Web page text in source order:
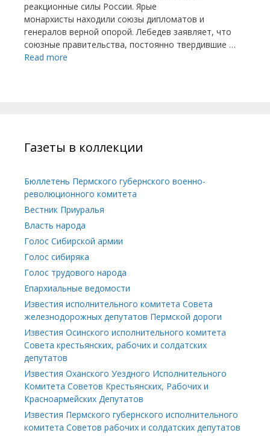
реакционные силы России. Ярые
монархисты находили союзы дипломатов и
генералов верной опорой. Лебедев заявляет, что
сою­зные правительства, постоянно твердившие …
Read more
Газеты в коллекции
Бюллетень Пермского губернского военно-
революционного комитета
Вестник Приуралья
Власть народа
Голос Сибирской армии
Голос сибиряка
Голос трудового народа
Епархиальные ведомости
Известия исполнительного комитета Совета
железнодорожных депутатов Пермской дороги
Известия Осинского исполнительного комитета
Совета крестьянских, рабочих и солдатских
депутатов
Известия Оханского Уездного Исполнительного
Комитета Советов Крестьянских, Рабочих и
Красноармейских Депутатов
Известия Пермского губернского исполнительного
комитета Советов рабочих и солдатских депутатов